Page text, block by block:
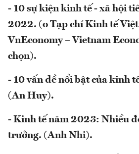
- 10 sự kiện kinh tế - xã hội
2022. (o Tạp chí Kinh tế
VnEconomy – Vietnam
chọn).
- 10 vấn đề nổi bật của kinh
(An Huy).
- Kinh tế năm 2023: Nhiều
trưởng. (Anh Nhi).